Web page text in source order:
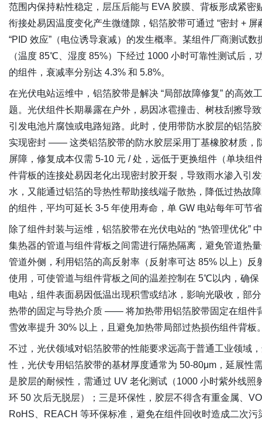
范围内保持粘性稳定，层压后能与 EVA 胶膜、背板形成紧
衔接处易因温度变化产生微缝隙，铝箔胶带可通过 “密封 +
“PID 效应”（电位诱导衰减）的发生概率。某组件厂商测试
（温度 85℃、湿度 85%）下经过 1000 小时可靠性测试后
的组件，衰减率分别达 4.3% 和 5.8%。
在光伏电站运维中，铝箔胶带是解决 “局部故障修复” 的高
题。光伏组件长期暴露在户外，易因冰雹撞击、树枝刮擦导
引发电池片腐蚀或电路短路。此时，使用带防水胶层的铝箔
实现密封 —— 这类铝箔胶带的防水胶层采用丁基橡胶材质，
屏障，修复成本仅需 5-10 元 / 处，远低于更换组件（单块
件背板的连接处易因老化出现密封胶开裂，导致雨水渗入引
水，又能通过铝箔的导热性帮助接线端子散热，降低过热故
的组件，平均可延长 3-5 年使用寿命，单 GW 电站每年可节
除了组件封装与运维，铝箔胶带在光伏电站的 “热管理优化”
集热器的管道与组件背板之间需进行隔热隔离，避免管道热
管道外侧，利用铝箔的高反射率（反射率可达 85% 以上）
使用，可使管道与组件背板之间的温差控制在 5℃以内，确
电站，组件表面易因低温出现积雪或结冰，影响光吸收，部
热带的固定与导热介质 —— 将加热带用铝箔胶带固定在组件
雪效率提升 30% 以上，且避免加热带局部过热损伤组件背板
不过，光伏领域对铝箔胶带的性能要求远高于普通工业领域
性，光伏专用铝箔胶带的基材厚度通常为 50-80μm，延展性
是胶层的耐候性，需通过 UV 老化测试（1000 小时紫外线
环 50 次后无脱层）；三是环保性，胶层不得含有重金属、
RoHS、REACH 等环保标准，避免在组件回收时造成二次污